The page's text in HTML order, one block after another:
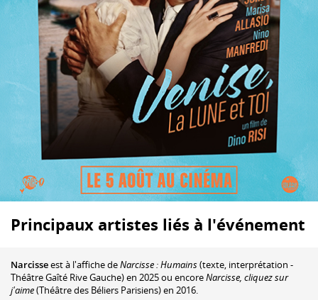
Principaux artistes liés à l'événement
Narcisseest à l'affiche deNarcisse : Humains(texte, interprétation -
Théâtre Gaîté Rive Gauche) en 2025 ou encoreNarcisse, cliquez sur
j'aime(Théâtre des Béliers Parisiens) en 2016.